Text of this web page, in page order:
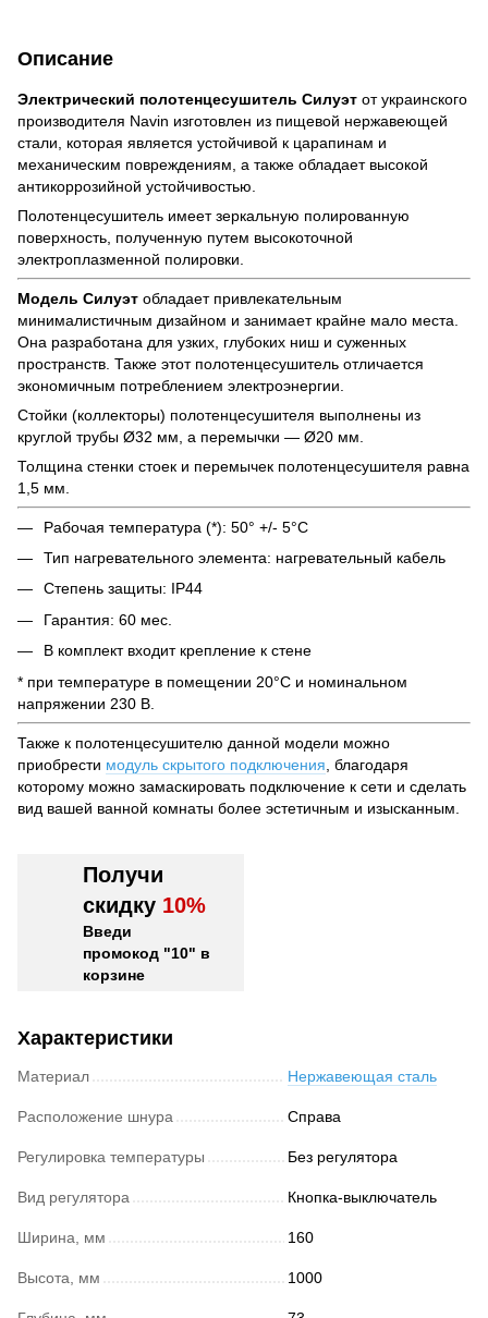
Описание
Электрический полотенцесушитель Силуэт от украинского
производителя Navin изготовлен из пищевой нержавеющей
стали, которая является устойчивой к царапинам и
механическим повреждениям, а также обладает высокой
антикоррозийной устойчивостью.
Полотенцесушитель имеет зеркальную полированную
поверхность, полученную путем высокоточной
электроплазменной полировки.
Модель Силуэт обладает привлекательным
минималистичным дизайном и занимает крайне мало места.
Она разработана для узких, глубоких ниш и суженных
пространств. Также этот полотенцесушитель отличается
экономичным потреблением электроэнергии.
Стойки (коллекторы) полотенцесушителя выполнены из
круглой трубы Ø32 мм, а перемычки — Ø20 мм.
Толщина стенки стоек и перемычек полотенцесушителя равна
1,5 мм.
Рабочая температура (*): 50° +/- 5°C
Тип нагревательного элемента: нагревательный кабель
Степень защиты: IP44
Гарантия: 60 мес.
В комплект входит крепление к стене
* при температуре в помещении 20°С и номинальном
напряжении 230 В.
Также к полотенцесушителю данной модели можно
приобрести модуль скрытого подключения , благодаря
которому можно замаскировать подключение к сети и сделать
вид вашей ванной комнаты более эстетичным и изысканным.
Получи
скидку 10%
Введи
промокод "10" в
корзине
Характеристики
Материал Нержавеющая сталь
Расположение шнура Справа
Регулировка температуры Без регулятора
Вид регулятора Кнопка-выключатель
Ширина, мм 160
Высота, мм 1000